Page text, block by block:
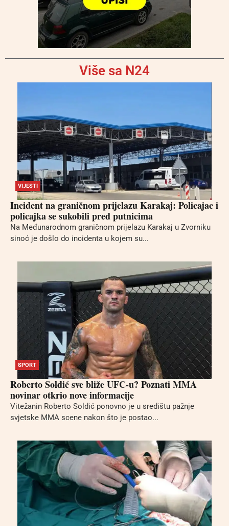
Više sa N24
VIJESTI
Incident na graničnom prijelazu Karakaj: Policajac i
policajka se sukobili pred putnicima
Na Međunarodnom graničnom prijelazu Karakaj u Zvorniku
sinoć je došlo do incidenta u kojem su...
SPORT
Roberto Soldić sve bliže UFC-u? Poznati MMA
novinar otkrio nove informacije
Vitežanin Roberto Soldić ponovno je u središtu pažnje
svjetske MMA scene nakon što je postao...